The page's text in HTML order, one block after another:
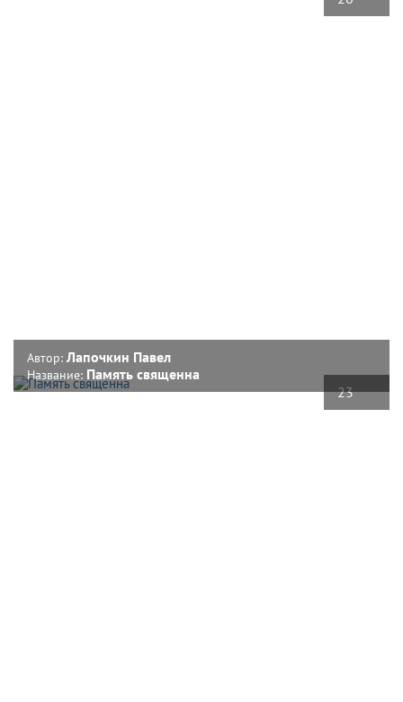
23
Автор: Лапочкин Павел
Название: Память священна